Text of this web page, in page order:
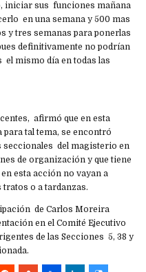
iniciar sus funciones mañana
en una semana y 500 mas
y tres semanas para ponerlas
definitivamente no podrían
el mismo día en todas las
afirmó que en esta
tal tema, se encontró
seccionales del magisterio en
de organización y que tiene
esta acción no vayan a
o a tardanzas.
de Carlos Moreira
en el Comité Ejecutivo
de las Secciones 5, 38 y